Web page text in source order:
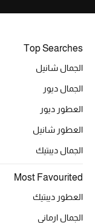
الهدايا
ما وصلنا حديثا
Top Searches
الجمال شانيل
الجمال ديور
العطور ديور
العطور شانيل
الجمال ديبتيك
Most Favourited
العطور ديبتيك
الجمال ارماني